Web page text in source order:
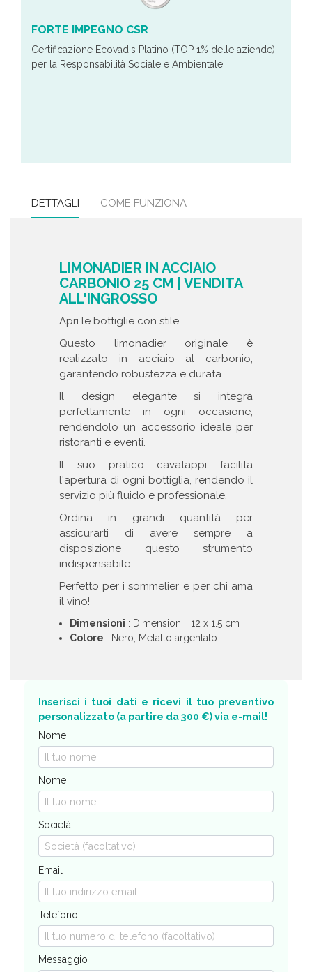
FORTE IMPEGNO CSR
Certificazione Ecovadis Platino (TOP 1% delle aziende)
per la Responsabilità Sociale e Ambientale
DETTAGLI COME FUNZIONA
LIMONADIER IN ACCIAIO
CARBONIO 25 CM | VENDITA
ALL'INGROSSO
Apri le bottiglie con stile.
Questo limonadier originale è
realizzato in acciaio al carbonio,
garantendo robustezza e durata.
Il design elegante si integra
perfettamente in ogni occasione,
rendendolo un accessorio ideale per
ristoranti e eventi.
Il suo pratico cavatappi facilita
l'apertura di ogni bottiglia, rendendo il
servizio più fluido e professionale.
Ordina in grandi quantità per
assicurarti di avere sempre a
disposizione questo strumento
indispensabile.
Perfetto per i sommelier e per chi ama
il vino!
Dimensioni : Dimensioni : 12 x 1.5 cm
Colore : Nero, Metallo argentato
Inserisci i tuoi dati e ricevi il tuo preventivo
personalizzato (a partire da 300 €) via e-mail!
Nome
Nome
Società
Email
Telefono
Messaggio